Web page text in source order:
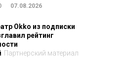
07.08.2026
Okko из подписки
рейтинг
Партнерский материал